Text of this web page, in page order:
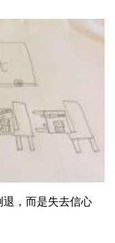
，而是失去信心